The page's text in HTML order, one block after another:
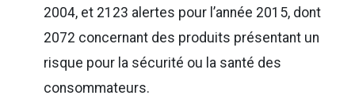
2004, et 2123 alertes pour l’année 2015, dont
2072 concernant des produits présentant un
risque pour la sécurité ou la santé des
consommateurs.